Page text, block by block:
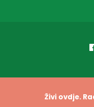
Živi ovdje.